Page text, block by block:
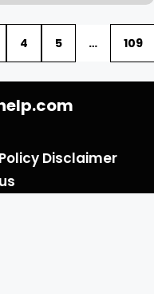
4 5 … 109
Disclaimer